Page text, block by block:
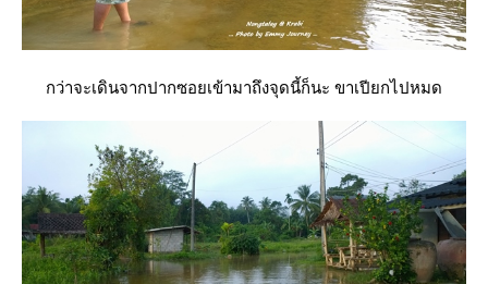
กว่าจะเดินจากปากซอยเข้ามาถึงจุดนี้ก็นะ ขาเปียกไปหมด